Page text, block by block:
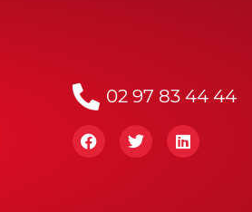
02 97 83 44 44